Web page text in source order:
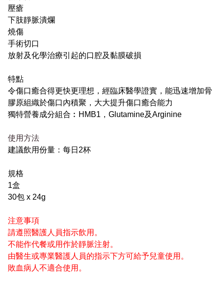
壓瘡
下肢靜脈潰爛
燒傷
手術切口
放射及化學治療引起的口腔及黏膜破損
特點
令傷口癒合得更快更理想，經臨床醫學證實，能迅速增加骨
膠原組織於傷口內積聚，大大提升傷口癒合能力
獨特營養成分組合︰HMB1，Glutamine及Arginine
使用方法
建議飲用份量：每日2杯
規格
1盒
30包 x 24g
注意事項
請遵照醫護人員指示飲用。
不能作代餐或用作於靜脈注射。
由醫生或專業醫護人員的指示下方可給予兒童使用。
敗血病人不適合使用。